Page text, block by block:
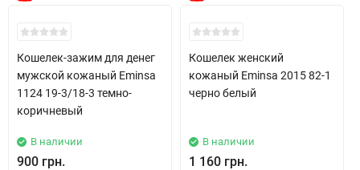
New!
Кошелек-зажим для денег
мужской кожаный Eminsa
1124 19-3/18-3 темно-
коричневый
В наличии
900 грн.
New!
Кошелек женский
кожаный Eminsa 2015 82-1
черно белый
В наличии
1 160 грн.